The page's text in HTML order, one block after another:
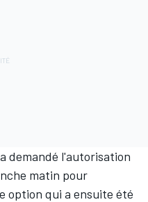
demandé l'autorisation
matin pour
option qui a ensuite été